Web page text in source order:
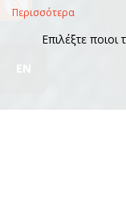
EN
Περισσότερα
Επιλέξτε